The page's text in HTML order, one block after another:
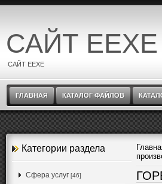
САЙТ
САЙТ EEXE
ГЛАВНАЯ КАТАЛОГ ФАЙЛОВ
Категории раздела
Cфера услуг [46]